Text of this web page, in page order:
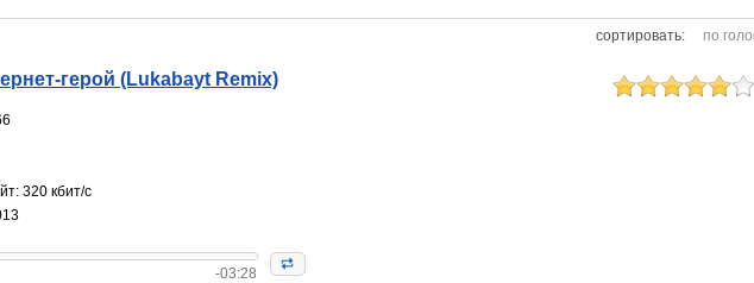
по
сортировать:
герой (Lukabayt Remix)
320 кбит/с
-03:28